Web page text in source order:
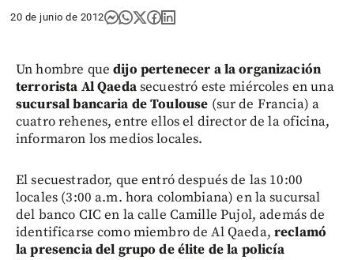
20 de junio de 2012
Un hombre quedijo pertenecer a la organización
terrorista Al Qaedasecuestró este miércoles en una
sucursal bancaria de Toulouse (sur de Francia) a
cuatro rehenes, entre ellos el director de la oficina,
informaron los medios locales.
El secuestrador, que entró después de las 10:00
locales (3:00 a.m. hora colombiana) en la sucursal
del banco CIC en la calle Camille Pujol, además de
identificarse como miembro de Al Qaeda, reclamó
la presencia del grupo de élite de la policía